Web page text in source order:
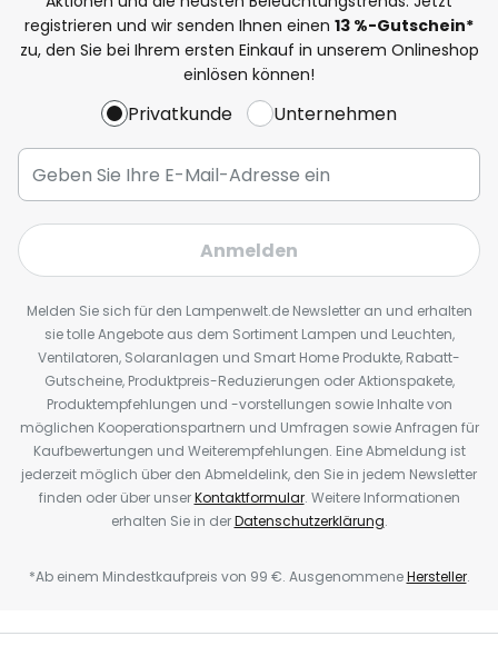
registrieren und wir senden Ihnen einen 13 %-Gutschein*
zu, den Sie bei Ihrem ersten Einkauf in unserem Onlineshop
einlösen können!
Privatkunde Unternehmen
Anmelden
Melden Sie sich für den Lampenwelt.de Newsletter an und erhalten
sie tolle Angebote aus dem Sortiment Lampen und Leuchten,
Ventilatoren, Solaranlagen und Smart Home Produkte, Rabatt-
Gutscheine, Produktpreis-Reduzierungen oder Aktionspakete,
Produktempfehlungen und -vorstellungen sowie Inhalte von
möglichen Kooperationspartnern und Umfragen sowie Anfragen für
Kaufbewertungen und Weiterempfehlungen. Eine Abmeldung ist
jederzeit möglich über den Abmeldelink, den Sie in jedem Newsletter
finden oder über unserKontaktformular. Weitere Informationen
erhalten Sie in derDatenschutzerklärung.
*Ab einem Mindestkaufpreis von 99 €. AusgenommeneHersteller.